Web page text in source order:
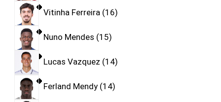
Vitinha Ferreira 16
Nuno Mendes 15
Lucas Vazquez 14
Ferland Mendy 14